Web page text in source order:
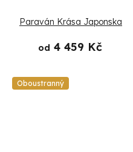
Paraván Krása Japonska
od 4 459 Kč
Oboustranný